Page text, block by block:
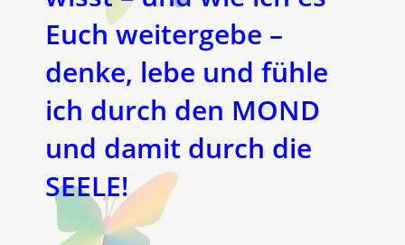
Euch weitergebe –
denke, lebe und fühle
ich durch den MOND
und damit durch die
SEELE!